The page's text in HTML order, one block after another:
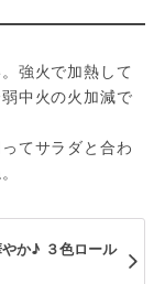
強火で加熱して
中火の火加減で
てサラダと合わ
か♪ ３色ロール